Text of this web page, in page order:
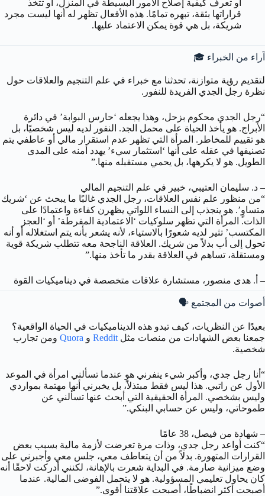
أو تعرف كيفية إصلاح الأمور البسيطة في المنزل، أو تتخذ
قراراتها بثقة، تبهره تمامًا. هذه الأفعال تظهر له أنها ليست مجرد
شريكة، بل هي قوة يمكن الاعتماد عليها.
آراء من الخبراء 🎓
لتقديم رؤية متوازنة، تحدثنا مع خبراء في علم التنجيم والعلاقات حول
نظرة رجل الجدي الفريدة للنفور.
“رجل الجدي محكوم بزحل، وهذا يجعله ‘حارس البوابة’ في دائرة
الأبراج. هو يأخذ الحياة على محمل الجد. النفور لديه ليس شخصيًا، بل
هو تقييم للمخاطر. المرأة التي تظهر عدم استقرار مالي أو عاطفي يتم
تصنيفها في عقله على أنها ‘استثمار سيء’ يهدد أمنه على المدى
الطويل. هو لا يكرهها، بل يحمي مستقبله منها.”
– د. سليمان العتيبي، خبير في علم التنجيم المالي
“من منظور علم نفس العلاقات، رجل الجدي غالبًا ما يبحث عن ‘شريك
متساوٍ’. هو ينجذب إلى النساء اللواتي يظهرن كفاءة واعتمادًا على
الذات. المرأة التي تظهر سلوكيات ‘الاعتمادية المفرطة’ أو ‘العجز
المكتسب’ تثير لديه شعورًا بالاستياء، لأنه يشعر بأنه يتم استغلاله أو أنه
تحول إلى أب بدلاً من شريك. العلاقة الناجحة معه تتطلب شريكة قوية
ومستقلة، تساهم في العلاقة بقدر ما تأخذ منها.”
– أ. هدى منصور، مستشارة علاقات متخصصة في ديناميكيات القوة
أصوات من المجتمع 🗣️
بعيدًا عن النظريات، كيف تبدو هذه الديناميكيات في الحياة الواقعية؟
جمعنا بعض الشهادات من منصات مثل Reddit و Quora ومن تجارب
شخصية.
“أنا رجل جدي، وأكبر شيء ينفرني هو عندما تسألني امرأة في الموعد
الأول عن راتبي. هذا ليس فقط مبتذلاً، بل يخبرني أنها مهتمة بمواردي
وليس بشخصي. المرأة الحقيقية التي أبحث عنها تسألني عن
طموحاتي، وليس عن حسابي البنكي.”
– شهادة من فيصل، 38 عامًا
“كنت أواعد رجل جدي، وذات مرة تعرضت لأزمة مالية بسبب بعض
القرارات المتهورة. بدلاً من أن يتعاطف معي، جلس معي وأجبرني على
وضع ميزانية صارمة. في البداية شعرت بالإهانة، لكنني أدركت لاحقًا أنه
كان يحاول تعليمي المسؤولية. هو لا يتحمل الفوضى المالية. عندما
أصبحت أكثر انضباطًا، أصبحت علاقتنا أقوى.”